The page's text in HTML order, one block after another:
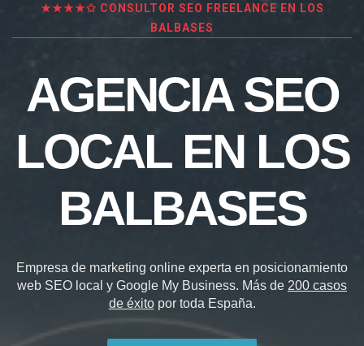
★★★★✩ CONSULTOR SEO FREELANCE EN LOS
BALBASES
AGENCIA SEO
LOCAL EN LOS
BALBASES
Empresa de marketing online experta en posicionamiento
web SEO local y Google My Business. Más de 200 casos
de éxitopor toda España.